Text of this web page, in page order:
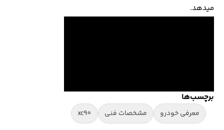
میدهد.
برچسب‌ها
معرفی خودرو مشخصات فنی xc90